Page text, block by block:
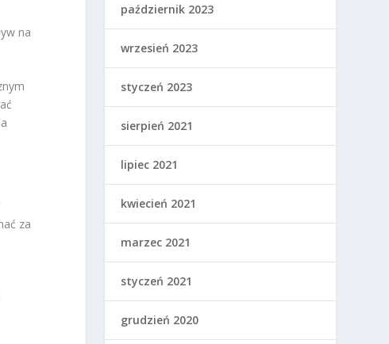
na
za
październik 2023
wrzesień 2023
styczeń 2023
sierpień 2021
lipiec 2021
kwiecień 2021
marzec 2021
styczeń 2021
grudzień 2020